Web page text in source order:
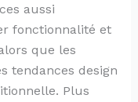
aussi
fonctionnalité et
que les
tendances design
Plus